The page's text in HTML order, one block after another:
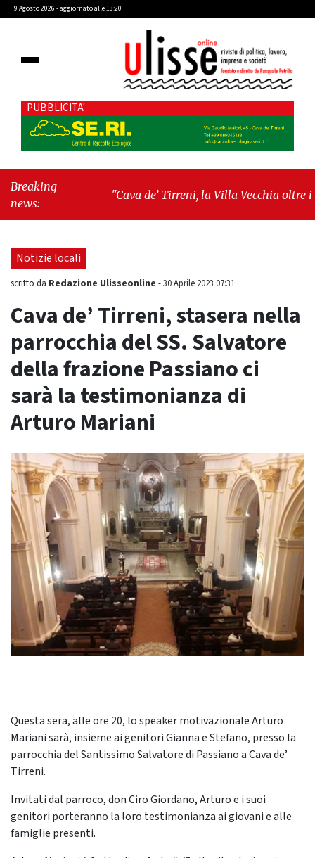
9 Agosto 2026 - aggiornato alle 13:20
PUBBLICITA'
Breaking
news:
"Cava de’ Tirreni, la Villa Vecchia oltre i
seduta consiliare: “Serve chiarezza!”"
Notizie locali
scritto da Redazione Ulisseonline -30 Aprile 2023 07:31
Cava de’ Tirreni, stasera nella
parrocchia del SS. Salvatore
della frazione Passiano ci
sarà la testimonianza di
Arturo Mariani
Questa sera, alle ore 20, lo speaker motivazionale Arturo
Mariani sarà, insieme ai genitori Gianna e Stefano, presso la
parrocchia del Santissimo Salvatore di Passiano a Cava de’
Tirreni.
Invitati dal parroco, don Ciro Giordano, Arturo e i suoi
genitori porteranno la loro testimonianza ai giovani e alle
famiglie presenti.